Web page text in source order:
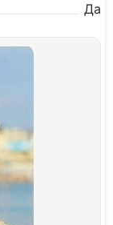
Да